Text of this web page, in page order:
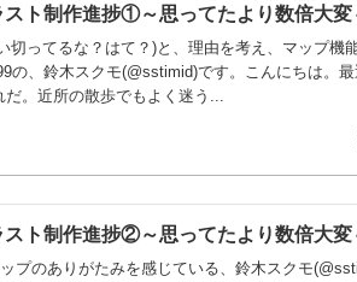
ト制作進捗①～思ってたより数倍大変
切ってるな？はて？)と、理由を考え、マップ機
の、鈴木スクモ(@sstimid)です。こんにちは。
。近所の散歩でもよく迷う...
ト制作進捗②～思ってたより数倍大変
プのありがたみを感じている、鈴木スクモ